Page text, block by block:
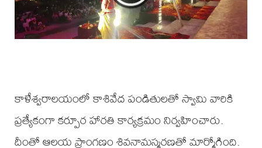
కాళేశ్వరాలయంలో కాశివేద పండితులతో స్వామి వారికి
ప్రత్యేకంగా కర్పూర హారతి కార్యక్రమం నిర్వహించారు.
దీంతో ఆలయ ప్రాంగణం శివనామస్మరణతో మార్మోగింది.